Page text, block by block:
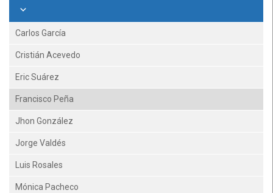
Carlos García
Cristián Acevedo
Eric Suárez
Francisco Peña
Jhon González
Jorge Valdés
Luis Rosales
Mónica Pacheco